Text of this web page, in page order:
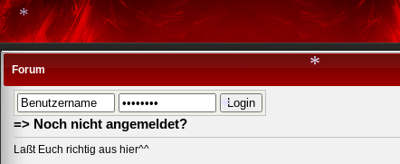
Forum
=> Noch nicht angemeldet?
Laßt Euch richtig aus hier^^
*